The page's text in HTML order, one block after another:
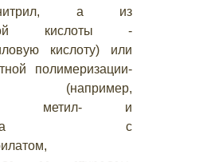
а из
кислоты -
кислоту) или
полимеризации-
(например,
метил- и
с